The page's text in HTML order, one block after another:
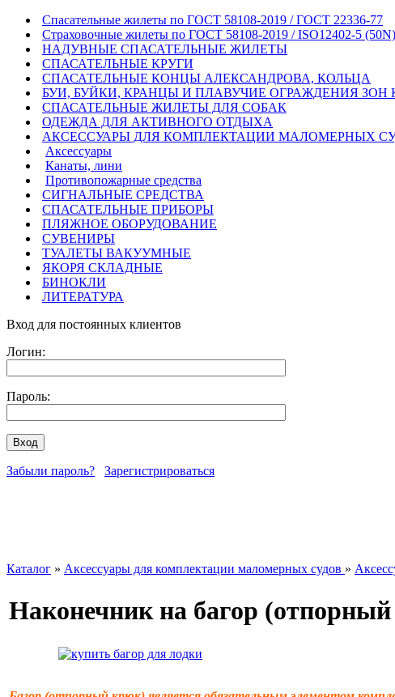
Спасательные жилеты по ГОСТ 58108-2019 / ГОСТ 22336-77
Страховочные жилеты по ГОСТ 58108-2019 / ISO12402-5 (50N)
НАДУВНЫЕ СПАСАТЕЛЬНЫЕ ЖИЛЕТЫ
СПАСАТЕЛЬНЫЕ КРУГИ
СПАСАТЕЛЬНЫЕ КОНЦЫ АЛЕКСАНДРОВА, КОЛЬЦА
БУИ, БУЙКИ, КРАНЦЫ И ПЛАВУЧИЕ ОГРАЖДЕНИЯ ЗОН
СПАСАТЕЛЬНЫЕ ЖИЛЕТЫ ДЛЯ СОБАК
ОДЕЖДА ДЛЯ АКТИВНОГО ОТДЫХА
АКСЕССУАРЫ ДЛЯ КОМПЛЕКТАЦИИ МАЛОМЕРНЫХ
Аксессуары
Канаты, лини
Противопожарные средства
СИГНАЛЬНЫЕ СРЕДСТВА
СПАСАТЕЛЬНЫЕ ПРИБОРЫ
ПЛЯЖНОЕ ОБОРУДОВАНИЕ
СУВЕНИРЫ
ТУАЛЕТЫ ВАКУУМНЫЕ
ЯКОРЯ СКЛАДНЫЕ
БИНОКЛИ
ЛИТЕРАТУРА
Вход для постоянных клиентов
Логин:
Пароль:
Забыли пароль? Зарегистрироваться
Каталог » Аксессуары для комплектации маломерных судов »
Наконечник на багор